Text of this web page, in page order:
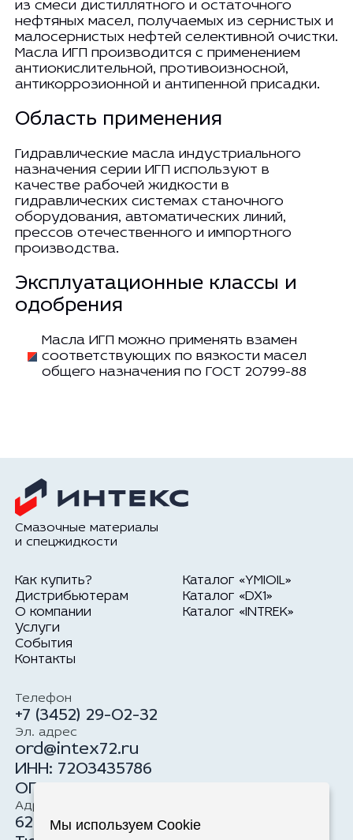
из смеси дистиллятного и остаточного
нефтяных масел, получаемых из сернистых и
малосернистых нефтей селективной очистки.
Масла ИГП производится с применением
антиокислительной, противоизносной,
антикоррозионной и антипенной присадки.
Область применения
Гидравлические масла индустриального
назначения серии ИГП используют в
качестве рабочей жидкости в
гидравлических системах станочного
оборудования, автоматических линий,
прессов отечественного и импортного
производства.
Эксплуатационные классы и
одобрения
Масла ИГП можно применять взамен
соответствующих по вязкости масел
общего назначения по ГОСТ 20799-88
Смазочные материалы
и спецжидкости
Как купить?
Дистрибьютерам
О компании
Услуги
События
Контакты
Каталог «YMIOIL»
Каталог «DX1»
Каталог «INTREK»
Телефон
+7 (3452) 29-02-32
Эл. адрес
ord@intex72.ru
ИНН: 7203435786
ОГРН: 1177232034100
Адрес
625059, Российская Федерация, г.
Мы используем Cookie